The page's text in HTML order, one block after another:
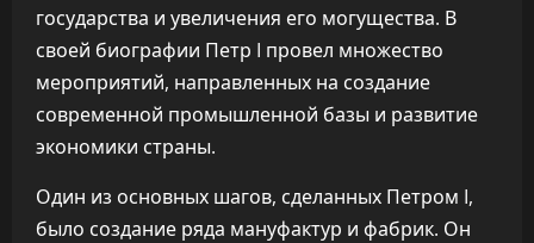
государства и увеличения его могущества. В
своей биографии Петр I провел множество
мероприятий, направленных на создание
современной промышленной базы и развитие
экономики страны.
Один из основных шагов, сделанных Петром I,
было создание ряда мануфактур и фабрик. Он